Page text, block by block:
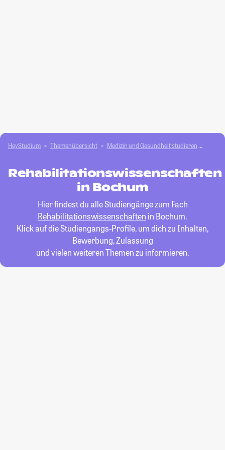
HeyStudium Themenübersicht Medizin und Gesundheit studieren
Rehabilitationswissenschaften
in Bochum
Hier findest du alle Studiengänge zum Fach
Rehabilitationswissenschaften in Bochum.
Klick auf die Studiengangs-Profile, um dich zu Inhalten,
Bewerbung, Zulassung
und vielen weiteren Themen zu informieren.